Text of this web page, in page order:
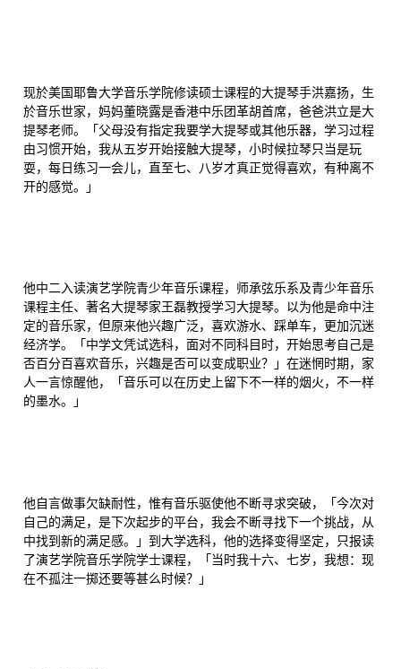
现於美国耶鲁大学音乐学院修读硕士课程的大提琴手洪嘉扬，生
於音乐世家，妈妈董晓露是香港中乐团革胡首席，爸爸洪立是大
提琴老师。「父母没有指定我要学大提琴或其他乐器，学习过程
由习惯开始，我从五岁开始接触大提琴，小时候拉琴只当是玩
耍，每日练习一会儿，直至七、八岁才真正觉得喜欢，有种离不
开的感觉。」
他中二入读演艺学院青少年音乐课程，师承弦乐系及青少年音乐
课程主任、著名大提琴家王磊教授学习大提琴。以为他是命中注
定的音乐家，但原来他兴趣广泛，喜欢游水、踩单车，更加沉迷
经济学。「中学文凭试选科，面对不同科目时，开始思考自己是
否百分百喜欢音乐，兴趣是否可以变成职业？」在迷惘时期，家
人一言惊醒他，「音乐可以在历史上留下不一样的烟火，不一样
的墨水。」
他自言做事欠缺耐性，惟有音乐驱使他不断寻求突破，「今次对
自己的满足，是下次起步的平台，我会不断寻找下一个挑战，从
中找到新的满足感。」到大学选科，他的选择变得坚定，只报读
了演艺学院音乐学院学士课程，「当时我十六、七岁，我想：现
在不孤注一掷还要等甚么时候？」